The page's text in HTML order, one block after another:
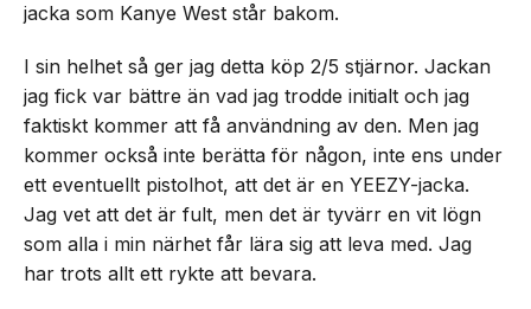
jacka som Kanye West står bakom.
I sin helhet så ger jag detta köp 2/5 stjärnor. Jackan
jag fick var bättre än vad jag trodde initialt och jag
faktiskt kommer att få användning av den. Men jag
kommer också inte berätta för någon, inte ens under
ett eventuellt pistolhot, att det är en YEEZY-jacka.
Jag vet att det är fult, men det är tyvärr en vit lögn
som alla i min närhet får lära sig att leva med. Jag
har trots allt ett rykte att bevara.